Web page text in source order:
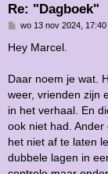
Re: "Dagboek"
B
r
h
t
wo 13 nov 2024, 17:40
Hey Marcel.
Daar noem je wat.
weer, vrienden zijn
in het verhaal. En
ook niet had.
het niet af te laten
dubbele lagen in